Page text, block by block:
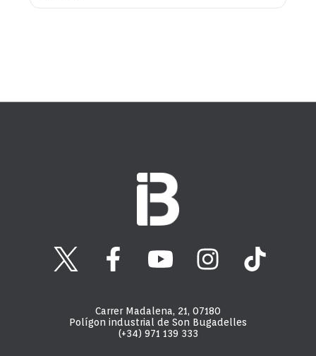
Carrer Madalena, 21, 07180
Polígon industrial de Son Bugadelles
(+34) 971 139 333